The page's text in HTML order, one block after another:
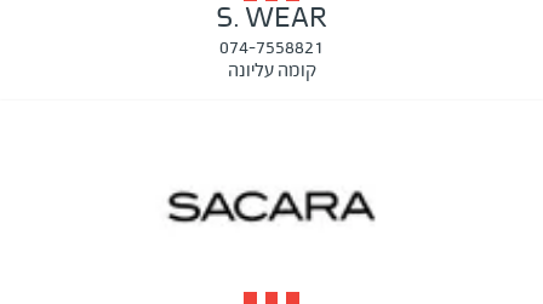
S. WEAR
074-7558821
קומה עליונה